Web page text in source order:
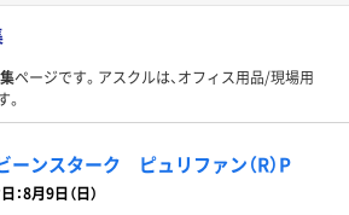
ページです。アスクルは、オフィス用品/現場用
。
ーンスターク ピュリファン（R）P
：8月9日（日）